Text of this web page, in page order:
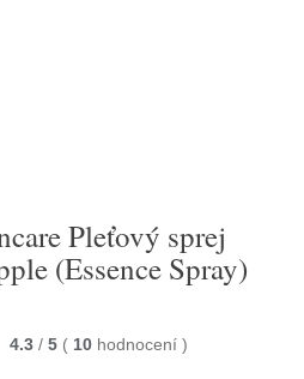
Pleťový sprej
(Essence Spray)
4.3 / 5 ( 10 hodnocení )